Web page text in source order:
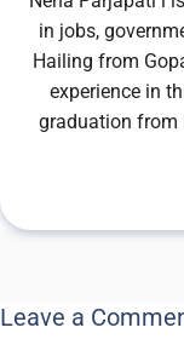
in jobs,
Hailing from
experience in
graduation from
Leave a